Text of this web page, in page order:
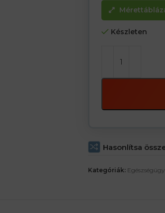
Készleten
Hasonlítsa
Kategóriák: